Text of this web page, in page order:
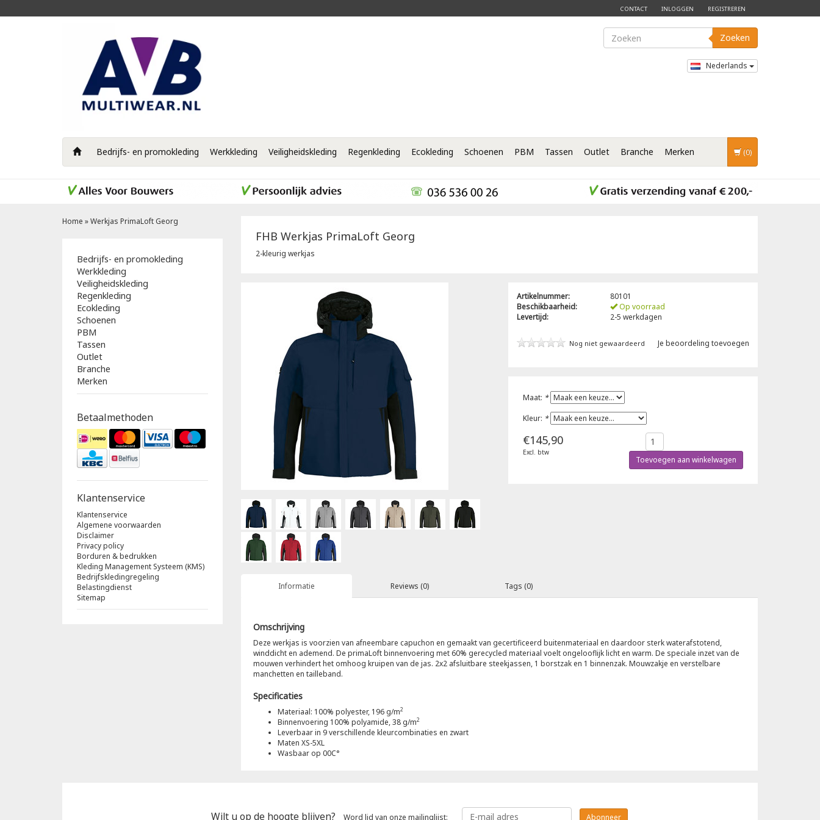
CONTACT INLOGGEN REGISTREREN
Zoeken
Nederlands
Bedrijfs- en promokleding Werkkleding Veiligheidskleding Regenkleding Ecokleding Schoenen PBM Tassen Outlet Branche Merken (0)
Home »Werkjas PrimaLoft Georg
Bedrijfs- en promokleding
Werkkleding
Veiligheidskleding
Regenkleding
Ecokleding
Schoenen
PBM
Tassen
Outlet
Branche
Merken
Betaalmethoden
Klantenservice
Klantenservice
Algemene voorwaarden
Disclaimer
Privacy policy
Borduren & bedrukken
Kleding Management Systeem (KMS)
Bedrijfskledingregeling
Belastingdienst
Sitemap
FHB Werkjas PrimaLoft Georg
2-kleurig werkjas
Artikelnummer:
80101
Beschikbaarheid:
Op voorraad
Levertijd:
2-5 werkdagen
Nog niet gewaardeerd Je beoordeling toevoegen
Maat: *
Kleur: *
€145,90
Excl. btw
Informatie Reviews (0) Tags (0)
Omschrijving
Deze werkjas is voorzien van afneembare capuchon en gemaakt van gecertificeerd buitenmateriaal en daardoor sterk waterafstotend,
winddicht en ademend. De primaLoft binnenvoering met 60% gerecycled materiaal voelt ongelooflijk licht en warm. De speciale inzet van de
mouwen verhindert het omhoog kruipen van de jas. 2x2 afsluitbare steekjassen, 1 borstzak en 1 binnenzak. Mouwzakje en verstelbare
manchetten en tailleband.
Specificaties
Materiaal: 100% polyester, 196 g/m2
Binnenvoering 100% polyamide, 38 g/m2
Leverbaar in 9 verschillende kleurcombinaties en zwart
Maten XS-5XL
Wasbaar op 00C°
Wilt u op de hoogte blijven? Word lid van onze mailinglijst: Abonneer